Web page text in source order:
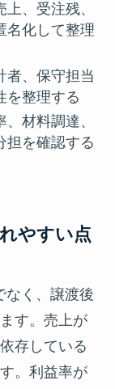
、受注残、
名化して整理
者、保守担当
を整理する
材料調達、
担を確認する
やすい点
なく、譲渡後
す。売上が
存している
。利益率が